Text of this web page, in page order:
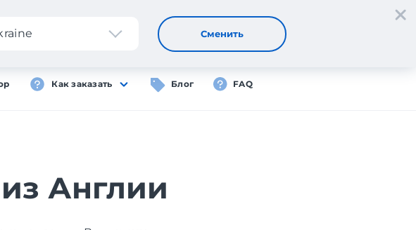
Регистрация Вход
Как заказать Блог FAQ
Сменить
Англии